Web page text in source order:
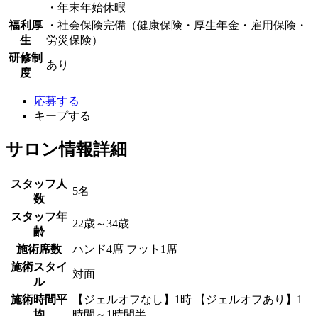
・年末年始休暇
福利厚
生
・社会保険完備（健康保険・厚生年金・雇用保険・
労災保険）
研修制
度
あり
応募する
キープする
サロン情報詳細
スタッフ人
数
5名
スタッフ年
齢
22歳～34歳
施術席数
ハンド4席 フット1席
施術スタイ
ル
対面
施術時間平
【ジェルオフなし】1時 【ジェルオフあり】1